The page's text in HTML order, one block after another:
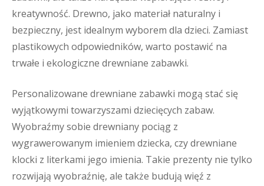
kreatywność. Drewno, jako materiał naturalny i
bezpieczny, jest idealnym wyborem dla dzieci. Zamiast
plastikowych odpowiedników, warto postawić na
trwałe i ekologiczne drewniane zabawki.
Personalizowane drewniane zabawki mogą stać się
wyjątkowymi towarzyszami dziecięcych zabaw.
Wyobraźmy sobie drewniany pociąg z
wygrawerowanym imieniem dziecka, czy drewniane
klocki z literkami jego imienia. Takie prezenty nie tylko
rozwijają wyobraźnię, ale także budują więź z